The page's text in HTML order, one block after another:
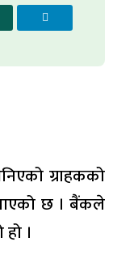
ग्राहकको
छ । बैंकले
।